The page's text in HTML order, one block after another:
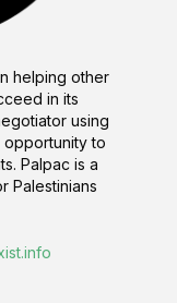
helping other
in its
using
opportunity to
Palpac is a
Palestinians